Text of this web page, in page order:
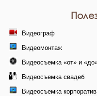
Видеограф
Видеомонтаж
Видеосъемка «от» и
Видеосъемка свадеб
Видеосъемка